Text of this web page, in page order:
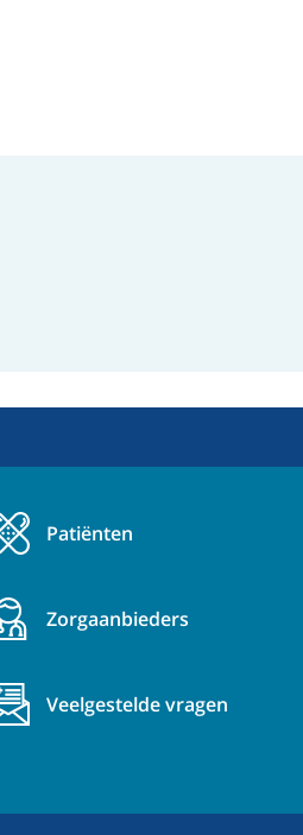
Patiënten
Zorgaanbieders
Veelgestelde vragen